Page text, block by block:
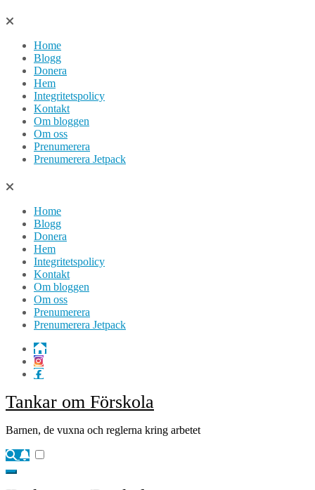
Hoppa
innehållHome
Blogg
Donera
Hem
Integritetspolicy
Kontakt
Om bloggen
Om oss
Prenumerera
Prenumerera Jetpack
Home
Blogg
Donera
Hem
Integritetspolicy
Kontakt
Om bloggen
Om oss
Prenumerera
Prenumerera Jetpack
Tankar om Förskola
Barnen, de vuxna och reglerna kring arbetet